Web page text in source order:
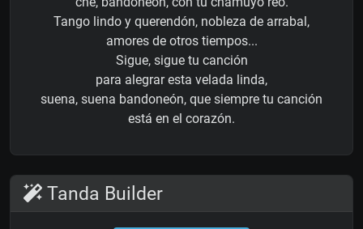
Tango lindo y querendón, nobleza de arrabal,
amores de otros tiempos...
Sigue, sigue tu canción
para alegrar esta velada linda,
suena, suena bandoneón, que siempre tu canción
está en el corazón.
Tanda Builder